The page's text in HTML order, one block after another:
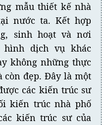
mẫu thiết kế nhà
nước ta. Kết hợp
sinh hoạt và nơi
dịch vụ khác
không những thực
đẹp. Đây là một
các kiến trúc sư
kiến trúc nhà phố
kiến trúc sư của